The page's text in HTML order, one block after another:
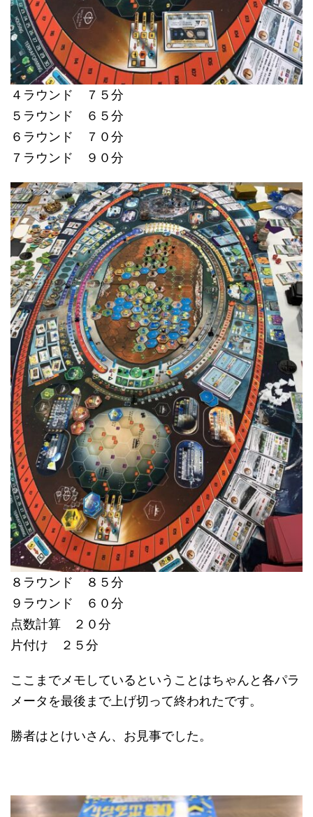
４ラウンド ７５分
５ラウンド ６５分
６ラウンド ７０分
７ラウンド ９０分
８ラウンド ８５分
９ラウンド ６０分
点数計算 ２０分
片付け ２５分
ここまでメモしているということはちゃんと各パラ
メータを最後まで上げ切って終われたです。
勝者はとけいさん、お見事でした。